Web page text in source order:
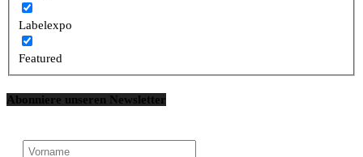
Labelexpo
Featured
Abonniere unseren Newsletter